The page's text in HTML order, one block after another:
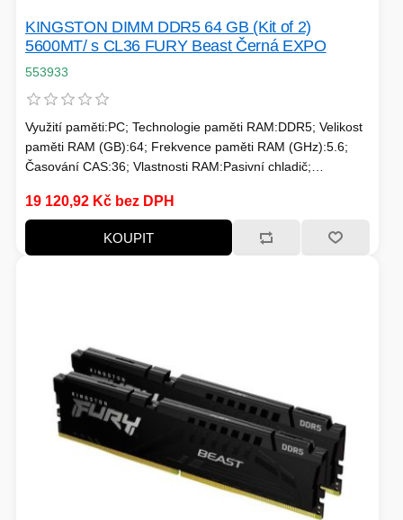
KINGSTON DIMM DDR5 64 GB (Kit of 2)
5600MT/ s CL36 FURY Beast Černá EXPO
553933
Využití paměti:PC; Technologie paměti RAM:DDR5; Velikost
paměti RAM (GB):64; Frekvence paměti RAM (GHz):5.6;
Časování CAS:36; Vlastnosti RAM:Pasivní chladič;
19 120,92 Kč bez DPH
KOUPIT